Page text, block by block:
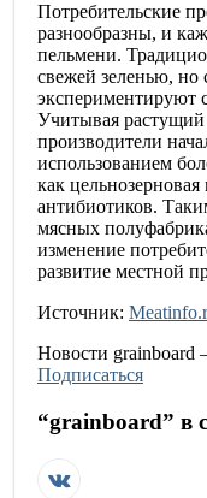
Потребительские
разнообразны, и
пельмени.
свежей зеленью, но
экспериментируют
Учитывая
производители
использованием
как
антибиотиков.
мясных
изменение
развитие местной
Источник:
Новости grainboard
Подписаться
“grainboard” в